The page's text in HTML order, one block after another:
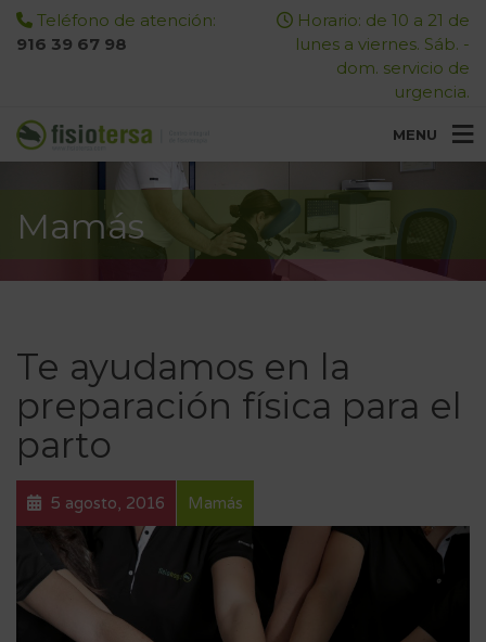
Teléfono de atención:
916 39 67 98
Horario: de 10 a 21 de
lunes a viernes. Sáb. -
dom. servicio de
urgencia.
MENU
Mamás
Te ayudamos en la
preparación física para el
parto
5 agosto, 2016 Mamás